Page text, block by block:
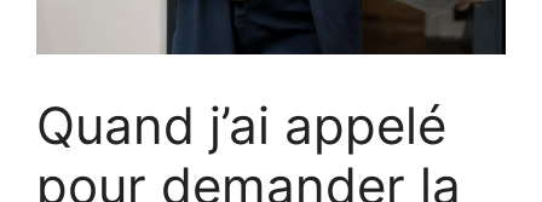
Quand j’ai appelé
pour demander la